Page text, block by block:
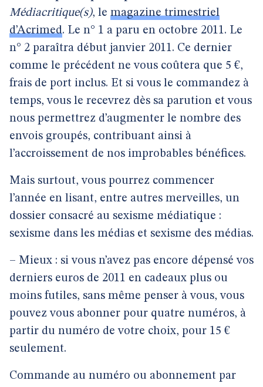
Médiacritique(s), le magazine trimestriel
d’Acrimed. Le n° 1 a paru en octobre 2011. Le
n° 2 paraîtra début janvier 2011. Ce dernier
comme le précédent ne vous coûtera que 5 €,
frais de port inclus. Et si vous le commandez à
temps, vous le recevrez dès sa parution et vous
nous permettrez d’augmenter le nombre des
envois groupés, contribuant ainsi à
l’accroissement de nos improbables bénéfices.
Mais surtout, vous pourrez commencer
l’année en lisant, entre autres merveilles, un
dossier consacré au sexisme médiatique :
sexisme dans les médias et sexisme des médias.
– Mieux : si vous n’avez pas encore dépensé vos
derniers euros de 2011 en cadeaux plus ou
moins futiles, sans même penser à vous, vous
pouvez vous abonner pour quatre numéros, à
partir du numéro de votre choix, pour 15 €
seulement.
Commande au numéro ou abonnement par